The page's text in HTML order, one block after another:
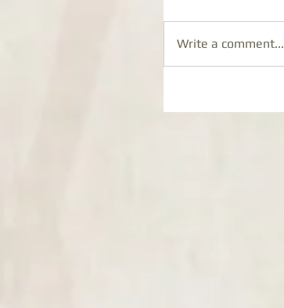
Write a comment...